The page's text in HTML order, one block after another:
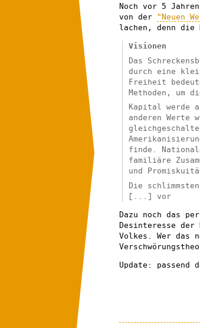
Noch vor 5
von der
"Neuen
lachen, denn die
Visionen
Das
durch eine
Freiheit
Methoden, um
Kapital werde
anderen Werte
finde.
familiäre
und
Die
[...] vor
Dazu noch das
Desinteresse der
Volkes. Wer das
Update: passend